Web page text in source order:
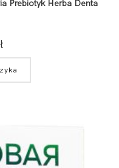
Prebiotyk Herba Denta